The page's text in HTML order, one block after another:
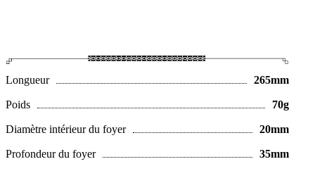
Longueur 265mm
Poids 70g
Diamètre intérieur du foyer 20mm
Profondeur du foyer 35mm